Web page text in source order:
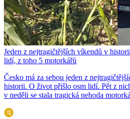
Jeden z nejtragičtějších víkendů v
lidí, z toho 5 motorkářů
Česko má za sebou jeden z
historii. O život přišlo osm lidí. Pět z
v neděli se stala tragická nehoda